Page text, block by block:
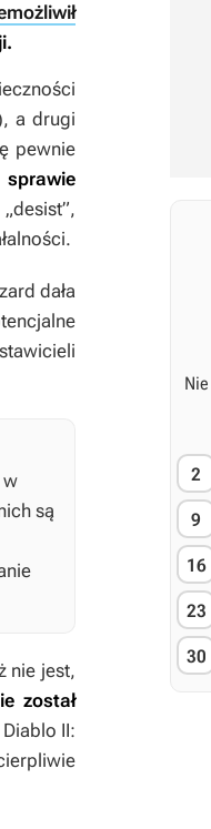
a drugi
pewnie
dała
w
są
nie jest,
został
Diablo II:
Nie
2
9
16
23
30